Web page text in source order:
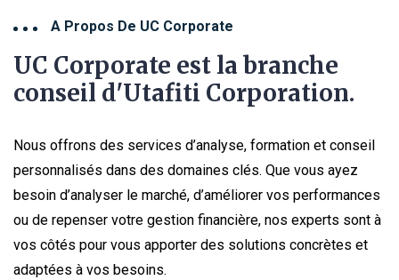
A Propos De UC Corporate
UC Corporate est la branche
conseil d'Utafiti Corporation.
Nous offrons des services d’analyse, formation et conseil
personnalisés dans des domaines clés. Que vous ayez
besoin d’analyser le marché, d’améliorer vos performances
ou de repenser votre gestion financière, nos experts sont à
vos côtés pour vous apporter des solutions concrètes et
adaptées à vos besoins.